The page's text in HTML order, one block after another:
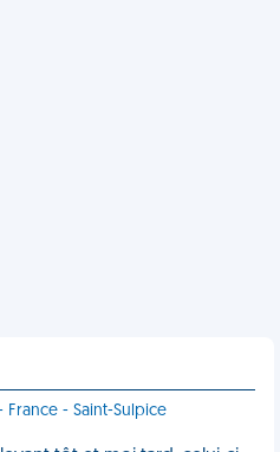
France - Saint-Sulpice